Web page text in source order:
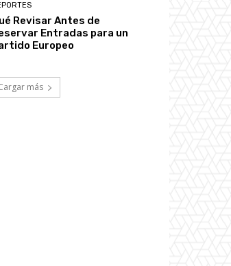
Revisar Antes de
Entradas para un
Europeo
más